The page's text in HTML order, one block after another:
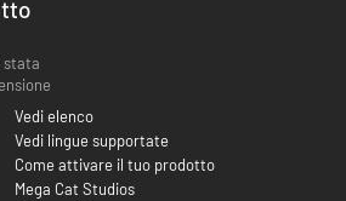
stata
Vedi elenco
Vedi lingue supportate
Come attivare il tuo prodotto
Mega Cat Studios